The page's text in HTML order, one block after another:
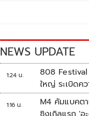
NEWS UPDATE
1:24 น.
808
ใหญ่ ระเบิดค
ต.ค.นี้
1:16 น.
M4 คัมแบค